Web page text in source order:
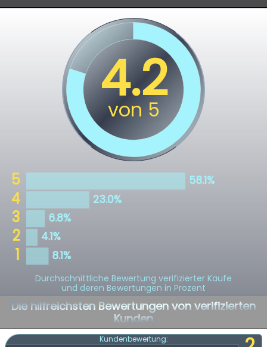
Durchschnittliche Bewertung verifizierter Käufe
und deren Bewertungen in Prozent
Die hilfreichsten Bewertungen von verifizierten
Kunden
Kundenbewertung: